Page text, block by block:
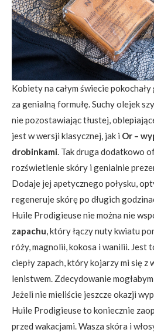
Kobiety na całym świecie pokochały
za genialną formułę. Suchy olejek
nie pozostawiając tłustej,
jest w wersji klasycznej, jak i Or –
drobinkami. Tak druga dodatkowo
rozświetlenie skóry i genialnie
Dodaje jej apetycznego połysku,
regeneruje skórę po długich
Huile Prodigieuse nie można nie
zapachu, który łączy nuty kwiatu
róży, magnolii, kokosa i wanilii. Jest
ciepły zapach, który kojarzy mi się z
lenistwem. Zdecydowanie
Jeżeli nie mieliście jeszcze okazji
Huile Prodigieuse to koniecznie
przed wakacjami. Wasza skóra i